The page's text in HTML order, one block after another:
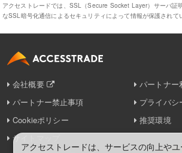
アクセストレードでは、SSL（Secure Socket Layer）サーバ証
なSSL暗号化通信によるセキュリティによって情報が保護されて
会社概要
パートナー
パートナー禁止事項
プライバシ
Cookieポリシー
推奨環境
サイトマップ
アクセストレードは、サービスの向上や